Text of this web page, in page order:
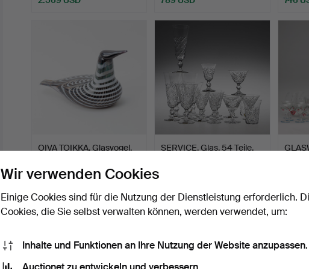
OIVA TOIKKA. Glasvogel,
Beendet 31. Mär 2025
409 USD
SERVICE, Glas, 54 Teile,
1.261 USD 895
Wir verwenden Cookies
Einige Cookies sind für die Nutzung der Dienstleistung erforderlich.
Cookies, die Sie selbst verwalten können, werden verwendet, um:
Inhalte und Funktionen an Ihre Nutzung der Website anzupassen.